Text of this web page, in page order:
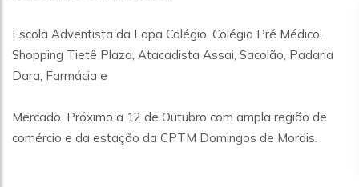
Escola Adventista da Lapa Colégio, Colégio Pré Médico,
Shopping Tietê Plaza, Atacadista Assai, Sacolão, Padaria
Dara, Farmácia e
Mercado. Próximo a 12 de Outubro com ampla região de
comércio e da estação da CPTM Domingos de Morais.